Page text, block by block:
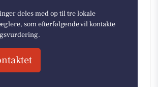
deles med op til tre lokale
som efterfølgende vil kontakte